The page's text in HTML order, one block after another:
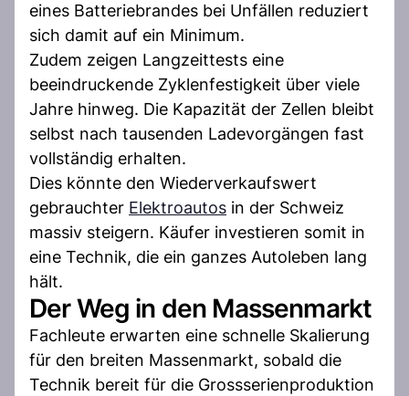
eines Batteriebrandes bei Unfällen reduziert
sich damit auf ein Minimum.
Zudem zeigen Langzeittests eine
beeindruckende Zyklenfestigkeit über viele
Jahre hinweg. Die Kapazität der Zellen bleibt
selbst nach tausenden Ladevorgängen fast
vollständig erhalten.
Dies könnte den Wiederverkaufswert
gebrauchter Elektroautos in der Schweiz
massiv steigern. Käufer investieren somit in
eine Technik, die ein ganzes Autoleben lang
hält.
Der Weg in den Massenmarkt
Fachleute erwarten eine schnelle Skalierung
für den breiten Massenmarkt, sobald die
Technik bereit für die Grossserienproduktion